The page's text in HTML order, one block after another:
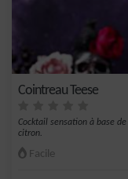
Cointreau Teese
Cocktail sensation à base
citron.
Facile